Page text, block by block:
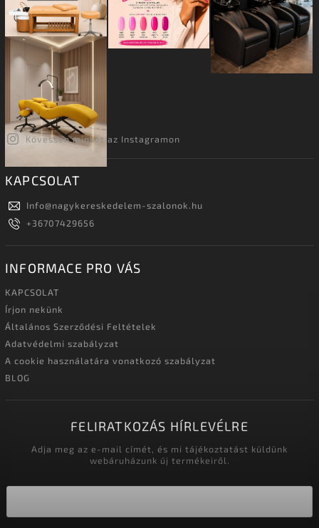
Kövessen minket az Instagramon
KAPCSOLAT
Info@nagykereskedelem-szalonok.hu
+36707429656
INFORMACE PRO VÁS
KAPCSOLAT
Írjon nekünk
Általános Szerződési Feltételek
Adatvédelmi szabályzat
A cookie használatára vonatkozó szabályzat
BLOG
FELIRATKOZÁS HÍRLEVÉLRE
Adja meg az e-mail címét, és mi tájékoztatást küldünk
webáruházunk új termékeiről.